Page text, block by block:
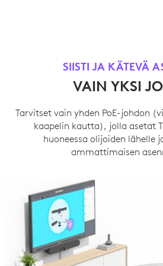
SIISTI JA KÄTEVÄ
VAIN YKSI
Tarvitset vain yhden PoE-johdon
kaapelin kautta), jolla asetat
huoneessa olijoiden lähelle
ammattimaisen